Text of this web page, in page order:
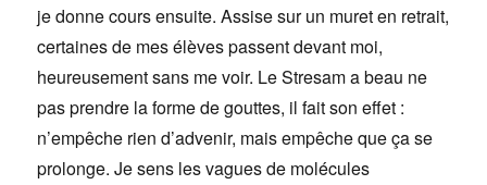
je donne cours ensuite. Assise sur un muret en retrait,
certaines de mes élèves passent devant moi,
heureusement sans me voir. Le Stresam a beau ne
pas prendre la forme de gouttes, il fait son effet :
n’empêche rien d’advenir, mais empêche que ça se
prolonge. Je sens les vagues de molécules